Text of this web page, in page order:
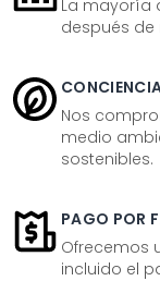
La mayoría
después de
Nos
medio
sostenibles.
PAGO POR
Ofrecemos
incluido el